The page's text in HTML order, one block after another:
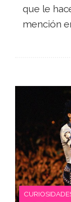
que le
mención